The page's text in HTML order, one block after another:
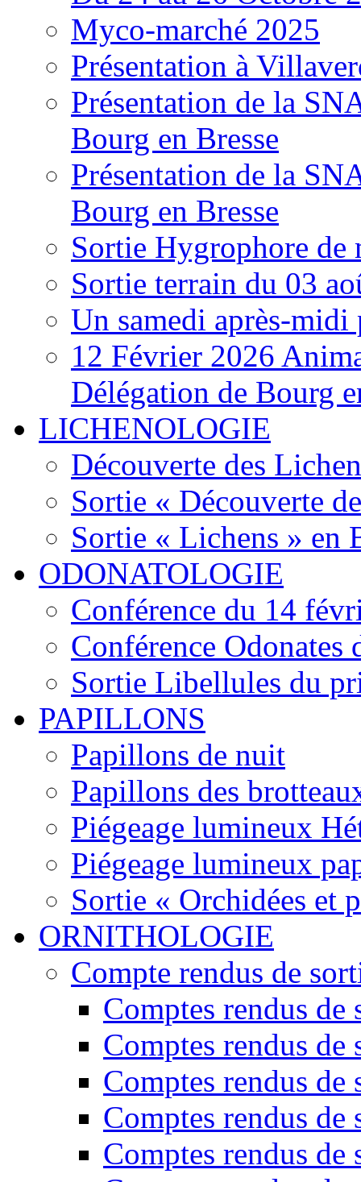
Myco-marché 2025
Présentation à
Présentation de la
Bourg en Bresse
Présentation de la
Bourg en Bresse
Sortie Hygrophore de
Sortie terrain du 03
Un samedi après-
12 Février 2026
Délégation de Bourg
LICHENOLOGIE
Découverte des
Sortie « Découverte
Sortie « Lichens » en
ODONATOLOGIE
Conférence du 14
Conférence
Sortie Libellules du
PAPILLONS
Papillons de nuit
Papillons des
Piégeage lumineux
Piégeage lumineux
Sortie « Orchidées et
ORNITHOLOGIE
Compte rendus de
Comptes rendus de
Comptes rendus de
Comptes rendus de
Comptes rendus de
Comptes rendus de